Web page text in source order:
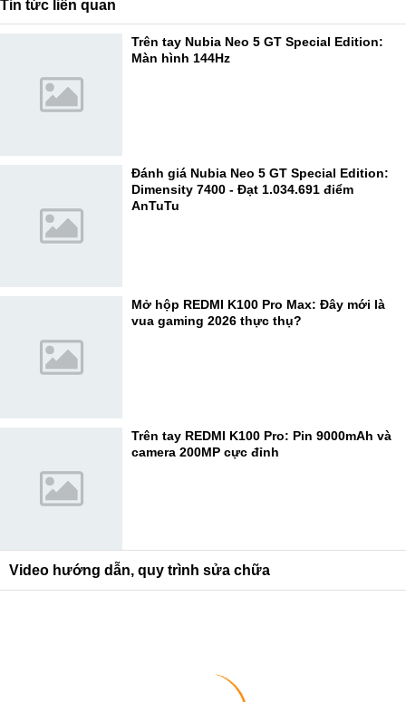
Tin tức liên quan
Trên tay Nubia Neo 5 GT Special Edition:
Màn hình 144Hz
Đánh giá Nubia Neo 5 GT Special Edition:
Dimensity 7400 - Đạt 1.034.691 điểm
AnTuTu
Mở hộp REDMI K100 Pro Max: Đây mới là
vua gaming 2026 thực thụ?
Trên tay REDMI K100 Pro: Pin 9000mAh và
camera 200MP cực đỉnh
Video hướng dẫn, quy trình sửa chữa